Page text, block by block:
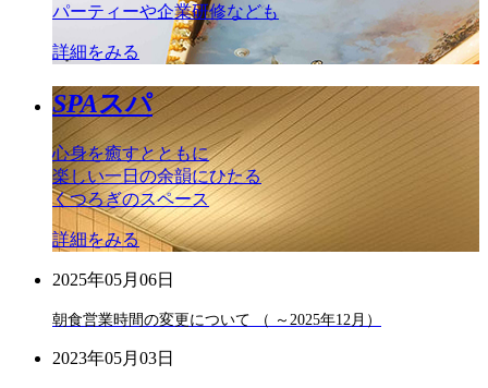
パーティーや企業研修なども
詳細をみる
SPAスパ
心身を癒すとともに
楽しい一日の余韻にひたる
くつろぎのスペース
詳細をみる
2025年05月06日
朝食営業時間の変更について （ ～2025年12月）
2023年05月03日